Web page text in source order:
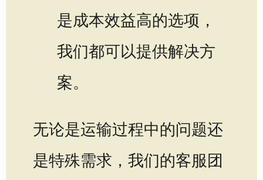
是成本效益高的选项，
我们都可以提供解决方
案。
无论是运输过程中的问题还
是特殊需求，我们的客服团